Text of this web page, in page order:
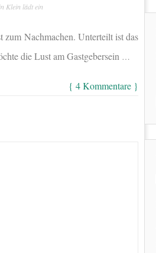
Klein lädt ein
Nachmachen. Unterteilt ist das
die Lust am Gastgebersein …
{ 4 Kommentare }